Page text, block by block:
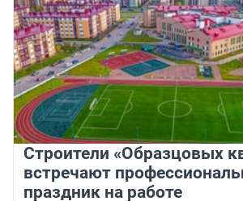
Строители «Образцовых
встречают
праздник на работе